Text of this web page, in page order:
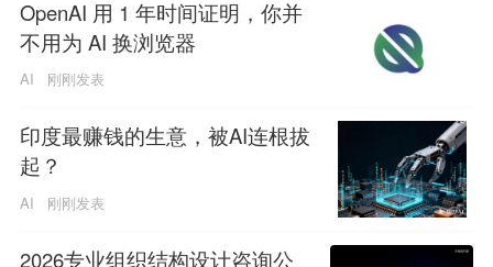
OpenAI 用 1 年时间证明，你并
不用为 AI 换浏览器
AI 刚刚发表
印度最赚钱的生意，被AI连根拔
起？
AI 刚刚发表
2026专业组织结构设计咨询公